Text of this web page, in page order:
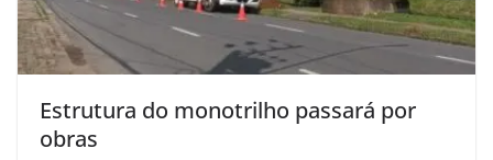
Estrutura do monotrilho passará por
obras